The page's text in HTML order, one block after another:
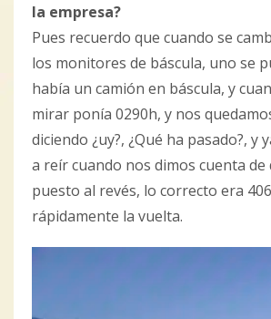
la empresa?
Pues recuerdo que cuando se
los monitores de báscula, uno se
había un camión en báscula, y
mirar ponía 0290h, y nos
diciendo ¿uy?, ¿Qué ha pasado?, y
a reír cuando nos dimos cuenta de
puesto al revés, lo correcto era
rápidamente la vuelta.